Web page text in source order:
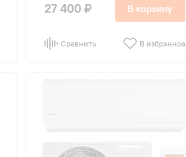
27 400 ₽ В корзину
Сравнить В избранное